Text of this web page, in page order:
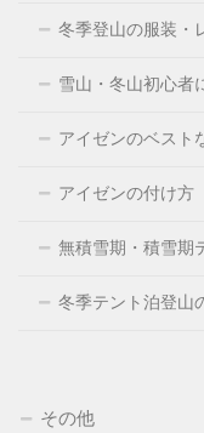
冬季登山の服装・
雪山・冬山初心者
アイゼンのベスト
アイゼンの付け方
無積雪期・積雪期
冬季テント泊登山
その他